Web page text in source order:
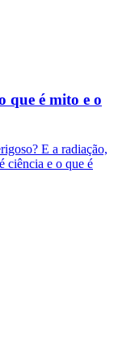
que é mito e o
E a radiação,
ciência e o que é